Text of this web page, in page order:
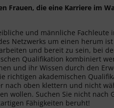
Frauen, die eine Karriere im
und männliche Fachleute
Netzwerks um einen herum
und bereit zu sein, bei
Qualifikation kombiniert
und ihr Wissen durch den
richtigen akademischen
nach oben klettern und nicht
wollen. Suchen Sie nicht nach
Fähigkeiten beruht!